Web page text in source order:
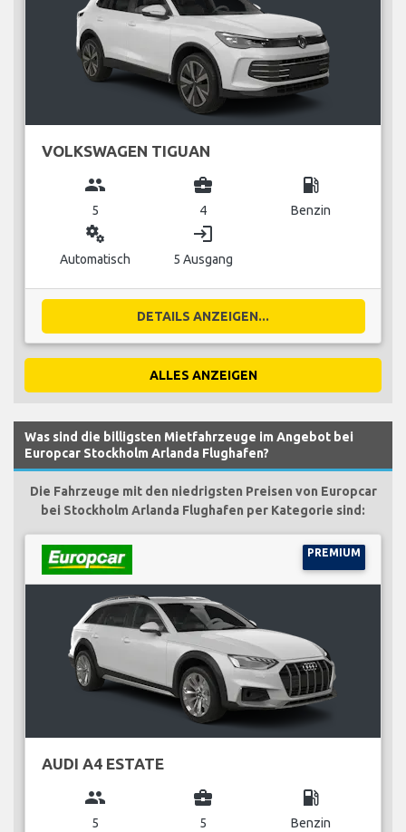
VOLKSWAGEN TIGUAN
group
5
business_center
4
local_gas_station
Benzin
miscellaneous_services
Automatisch
login
5 Ausgang
DETAILS ANZEIGEN...
ALLES ANZEIGEN
Was sind die billigsten Mietfahrzeuge im Angebot bei
Europcar Stockholm Arlanda Flughafen?
Die Fahrzeuge mit den niedrigsten Preisen von Europcar
bei Stockholm Arlanda Flughafen per Kategorie sind:
PREMIUM
AUDI A4 ESTATE
group
5
business_center
5
local_gas_station
Benzin